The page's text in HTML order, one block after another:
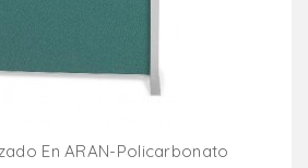
En ARAN-Policarbonato